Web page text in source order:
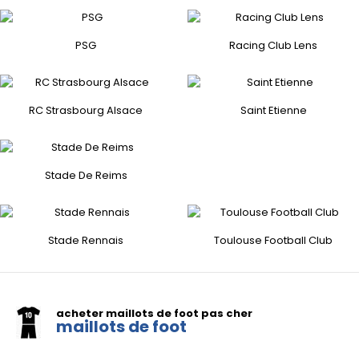
PSG Racing Club Lens
RC Strasbourg Alsace Saint Etienne
Stade De Reims
Stade Rennais Toulouse Football Club
acheter maillots de foot pas cher
maillots de foot